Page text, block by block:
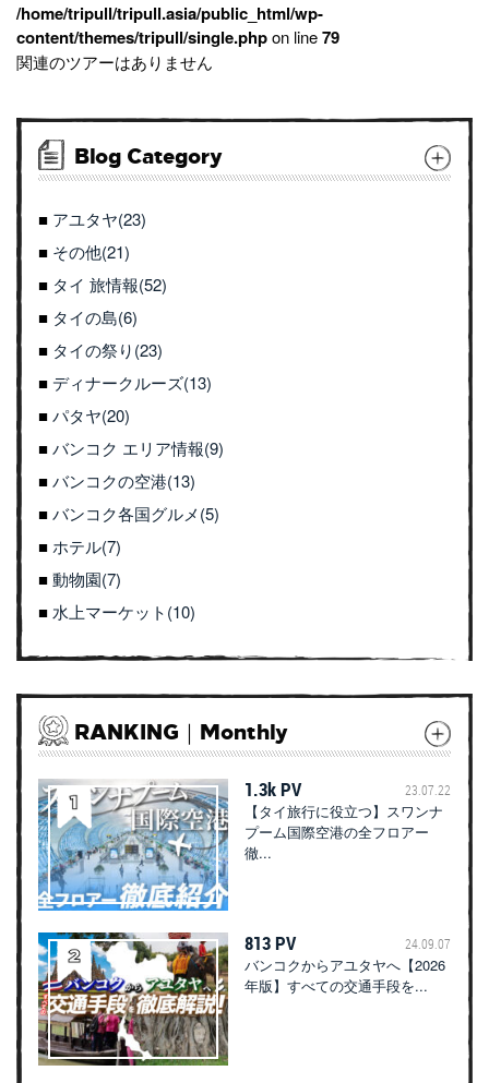
/home/tripull/tripull.asia/public_html/wp-
content/themes/tripull/single.phpon line79
関連のツアーはありません
Blog Category
アユタヤ(23)
その他(21)
タイ 旅情報(52)
タイの島(6)
タイの祭り(23)
ディナークルーズ(13)
パタヤ(20)
バンコク エリア情報(9)
バンコクの空港(13)
バンコク各国グルメ(5)
ホテル(7)
動物園(7)
水上マーケット(10)
RANKING｜Monthly
1.3k PV 23.07.22
【タイ旅行に役立つ】スワンナ
プーム国際空港の全フロアー
徹...
813 PV 24.09.07
バンコクからアユタヤへ【2026
年版】すべての交通手段を...